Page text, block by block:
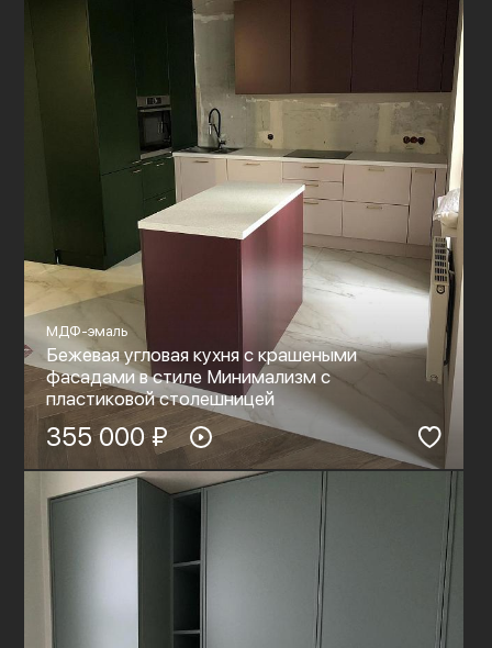
МДФ-эмаль
Бежевая угловая кухня с крашеными
фасадами в стиле Минимализм с
пластиковой столешницей
355 000 ₽